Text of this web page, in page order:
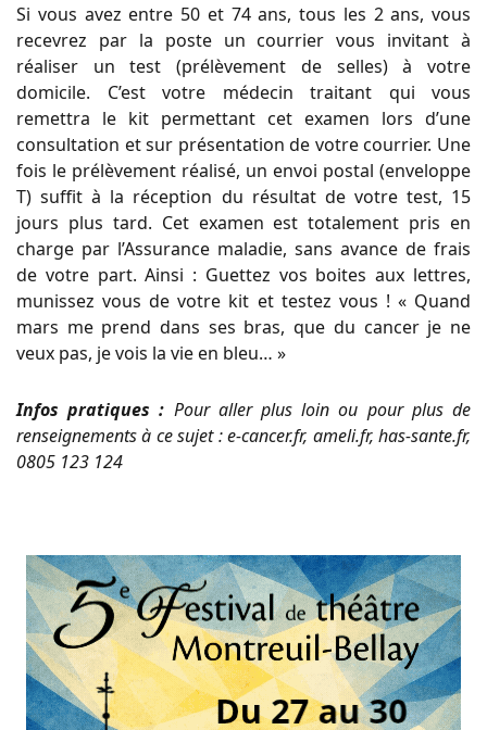
Si vous avez entre 50 et 74 ans, tous les 2 ans, vous
recevrez par la poste un courrier vous invitant à
réaliser un test (prélèvement de selles) à votre
domicile. C’est votre médecin traitant qui vous
remettra le kit permettant cet examen lors d’une
consultation et sur présentation de votre courrier. Une
fois le prélèvement réalisé, un envoi postal (enveloppe
T) suffit à la réception du résultat de votre test, 15
jours plus tard. Cet examen est totalement pris en
charge par l’Assurance maladie, sans avance de frais
de votre part. Ainsi : Guettez vos boites aux lettres,
munissez vous de votre kit et testez vous ! « Quand
mars me prend dans ses bras, que du cancer je ne
veux pas, je vois la vie en bleu… »
Infos pratiques : Pour aller plus loin ou pour plus de
renseignements à ce sujet : e-cancer.fr, ameli.fr, has-sante.fr,
0805 123 124